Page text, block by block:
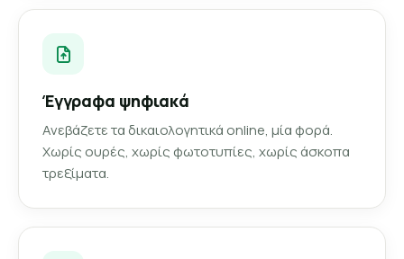
Έγγραφα ψηφιακά
Ανεβάζετε τα δικαιολογητικά online, μία φορά.
Χωρίς ουρές, χωρίς φωτοτυπίες, χωρίς άσκοπα
τρεξίματα.